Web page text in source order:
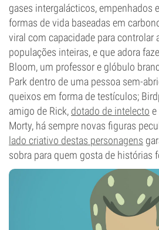
gases intergalácticos, empenhados
formas de vida baseadas em
viral com capacidade para controlar
populações inteiras, e que adora
Bloom, um professor e glóbulo
Park dentro de uma pessoa sem-
queixos em forma de testículos;
amigo de Rick, dotado de intelecto e
Morty, há sempre novas figuras
lado criativo destas personagens
sobra para quem gosta de histórias